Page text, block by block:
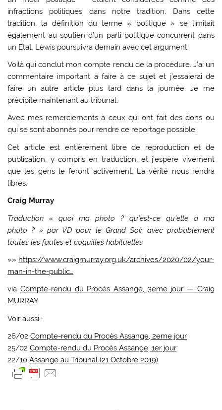
infractions politiques dans notre tradition. Dans cette
tradition, la définition du terme « politique » se limitait
également au soutien d’un parti politique concurrent dans
un État. Lewis poursuivra demain avec cet argument.
Voilà qui conclut mon compte rendu de la procédure. J’ai un
commentaire important à faire à ce sujet et j’essaierai de
faire un autre article plus tard dans la journée. Je me
précipite maintenant au tribunal.
Avec mes remerciements à ceux qui ont fait des dons ou
qui se sont abonnés pour rendre ce reportage possible.
Cet article est entièrement libre de reproduction et de
publication, y compris en traduction, et j’espère vivement
que les gens le feront activement. La vérité nous rendra
libres.
Craig Murray
Traduction « quoi ma photo ? qu’est-ce qu’elle a ma
photo ? » par VD pour le Grand Soir avec probablement
toutes les fautes et coquilles habituelles
»» https://www.craigmurray.org.uk/archives/2020/02/your-
man-in-the-public…
via Compte-rendu du Procès Assange, 3eme jour — Craig
MURRAY
Voir aussi :
26/02Compte-rendu du Procès Assange, 2eme jour
25/02Compte-rendu du Procès Assange, 1er jour
22/10Assange au Tribunal (21 Octobre 2019)